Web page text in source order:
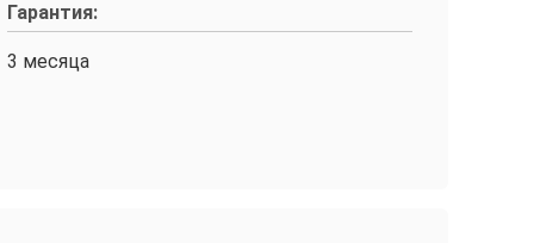
Гарантия:
3 месяца